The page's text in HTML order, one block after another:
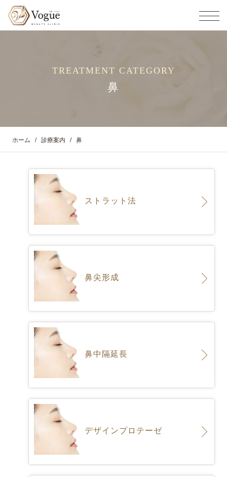
TREATMENT CATEGORY
鼻
ホーム 診療案内 鼻
ストラット法
鼻尖形成
鼻中隔延長
デザインプロテーゼ